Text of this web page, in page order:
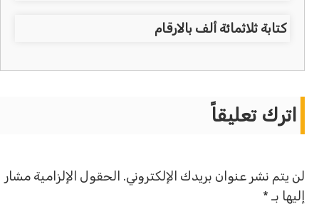
كتابة ثلاثمائة ألف بالارقام
اترك تعليقاً
لن يتم نشر عنوان بريدك الإلكتروني. الحقول الإلزامية مشار
إليها بـ *